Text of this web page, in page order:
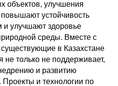
объектов, улучшения
устойчивость
и улучшают здоровье
среды. Вместе с
существующие в Казахстане
не только не поддерживает,
и развитию
Проекты и технологии по